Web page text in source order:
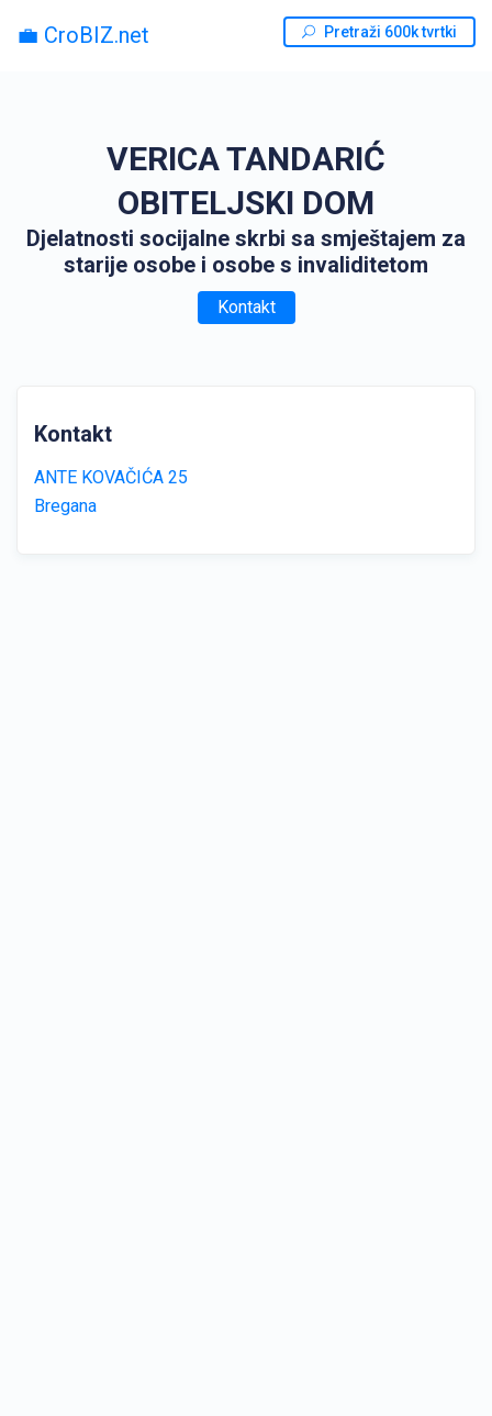
💼 CroBIZ.net Pretraži 600k tvrtki
VERICA TANDARIĆ
OBITELJSKI DOM
Djelatnosti socijalne skrbi sa smještajem za
starije osobe i osobe s invaliditetom
Kontakt
Kontakt
ANTE KOVAČIĆA 25
Bregana